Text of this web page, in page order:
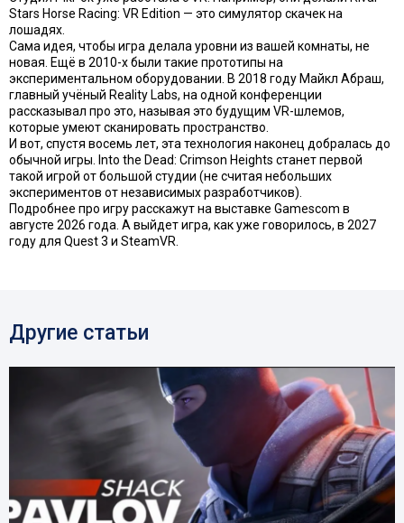
Stars Horse Racing: VR Edition — это симулятор скачек на
лошадях.
Сама идея, чтобы игра делала уровни из вашей комнаты, не
новая. Ещё в 2010-х были такие прототипы на
экспериментальном оборудовании. В 2018 году Майкл Абраш,
главный учёный Reality Labs, на одной конференции
рассказывал про это, называя это будущим VR-шлемов,
которые умеют сканировать пространство.
И вот, спустя восемь лет, эта технология наконец добралась до
обычной игры. Into the Dead: Crimson Heights станет первой
такой игрой от большой студии (не считая небольших
экспериментов от независимых разработчиков).
Подробнее про игру расскажут на выставке Gamescom в
августе 2026 года. А выйдет игра, как уже говорилось, в 2027
году для Quest 3 и SteamVR.
Другие статьи